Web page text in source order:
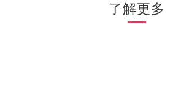
了解更多